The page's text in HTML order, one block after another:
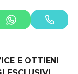
E OTTIENI